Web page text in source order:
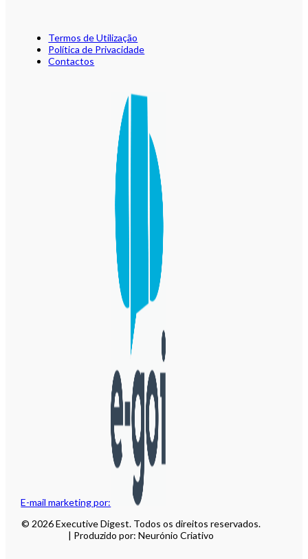
E-mail marketing por:
Termos de Utilização
Política de Privacidade
Contactos
© 2026 Executive Digest. Todos os direitos reservados.
| Produzido por: Neurónio Criativo